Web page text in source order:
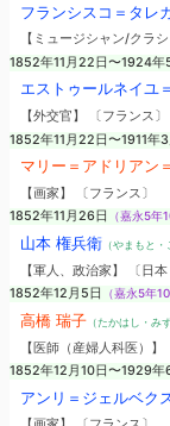
フランシスコ＝タレ
【ミュージシャン/クラ
1852年11月22日〜1924年
エストゥールネイユ
【外交官】 〔フランス〕
1852年11月22日〜1911年3
マリー＝アドリアン
【画家】 〔フランス〕
1852年11月26日
（嘉永5年
山本 権兵衛（やまもと・
【軍人、政治家】 〔日
1852年12月5日
（嘉永5年
高橋 瑞子（たかはし・みず
【医師（産婦人科医）】
1852年12月10日〜1929年
アンリ＝ジェルベク